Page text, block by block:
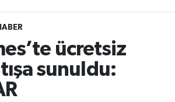
ücretsiz
sunuldu: